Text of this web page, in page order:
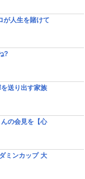
が人生を賭けて
?
送り出す家族
の会見を【心
ミンカップ 大